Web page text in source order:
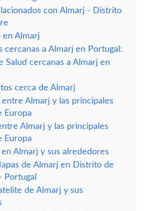
con Almarj - Distrito
en Almarj
cercanas a Almarj en Portugal:
Salud cercanas a Almarj en
cerca de Almarj
entre Almarj y las principales
Europa
Almarj y las principales
Europa
Almarj y sus alrededores
de Almarj en Distrito de
Portugal
de Almarj y sus